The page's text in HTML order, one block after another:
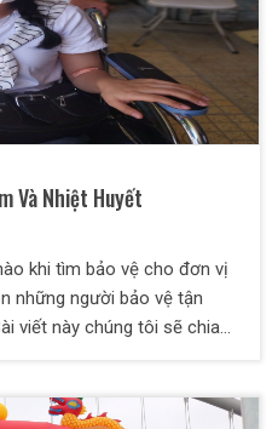
Và Nhiệt Huyết
khi tìm bảo vệ cho đơn vị
những người bảo vệ tận
viết này chúng tôi sẽ chia
bảo vệ chất lượng nhất.